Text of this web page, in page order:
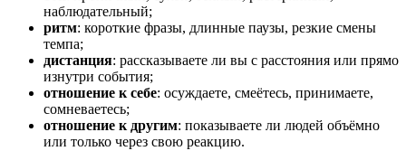
наблюдательный;
ритм: короткие фразы, длинные паузы, резкие смены
темпа;
дистанция: рассказываете ли вы с расстояния или прямо
изнутри события;
отношение к себе: осуждаете, смеётесь, принимаете,
сомневаетесь;
отношение к другим: показываете ли людей объёмно
или только через свою реакцию.